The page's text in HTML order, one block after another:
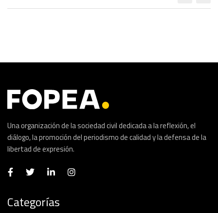
Una organización de la sociedad civil dedicada a la reflexión, el
diálogo, la promoción del periodismo de calidad y la defensa de la
libertad de expresión.
Categorías